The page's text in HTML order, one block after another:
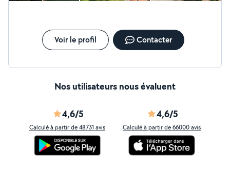
Voir le profil Contacter
Nos utilisateurs nous évaluent
4,6/5
Calculé à partir de 48731 avis
4,6/5
Calculé à partir de 66000 avis